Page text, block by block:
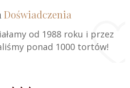
Doświadczenia
od 1988 roku i przez
ponad 1000 tortów!